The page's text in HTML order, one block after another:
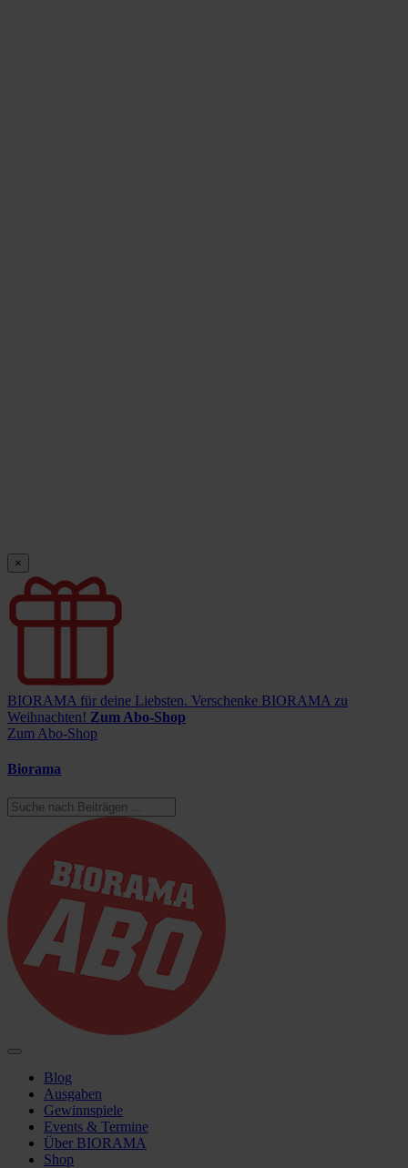
×
BIORAMA für deine Liebsten. Verschenke BIORAMA zu
Weihnachten! Zum Abo-Shop
Zum Abo-Shop
Biorama
Blog
Ausgaben
Gewinnspiele
Events & Termine
Über BIORAMA
Shop